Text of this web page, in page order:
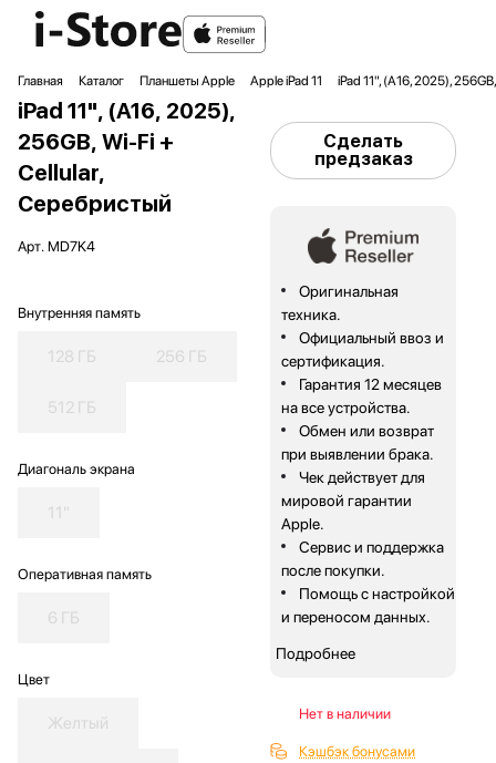
Главная Каталог Планшеты Apple Apple iPad 11 iPad 11", (A16, 2025),
iPad 11", (A16, 2025),
256GB, Wi-Fi +
Cellular,
Серебристый
Арт. MD7K4
Внутренняя память
128 ГБ 256 ГБ
512 ГБ
Диагональ экрана
11"
Оперативная память
6 ГБ
Цвет
Желтый
Сделать
предзаказ
Оригинальная
техника.
Официальный ввоз и
сертификация.
Гарантия 12 месяцев
на все устройства.
Обмен или возврат
при выявлении брака.
Чек действует для
мировой гарантии
Apple.
Сервис и поддержка
после покупки.
Помощь с настройкой
и переносом данных.
Подробнее
Нет в наличии
Кэшбэк бонусами